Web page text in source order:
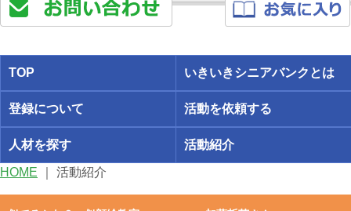
TOP いきいきシニアバンクとは
登録について 活動を依頼する
人材を探す 活動紹介
HOME 活動紹介